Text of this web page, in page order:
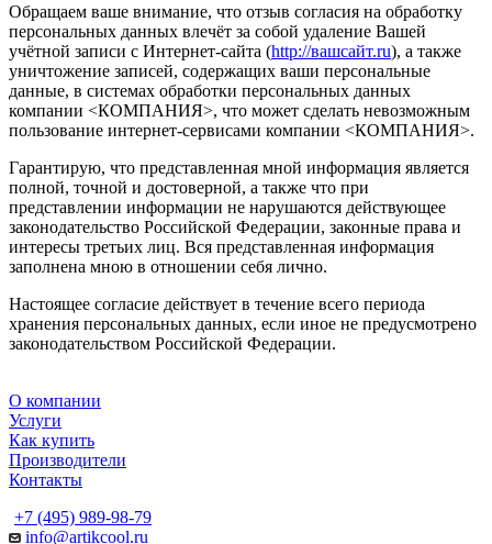
Обращаем ваше внимание, что отзыв согласия на обработку
персональных данных влечёт за собой удаление Вашей
учётной записи с Интернет-сайта (http://вашсайт.ru), а также
уничтожение записей, содержащих ваши персональные
данные, в системах обработки персональных данных
компании <КОМПАНИЯ>, что может сделать невозможным
пользование интернет-сервисами компании <КОМПАНИЯ>.
Гарантирую, что представленная мной информация является
полной, точной и достоверной, а также что при
представлении информации не нарушаются действующее
законодательство Российской Федерации, законные права и
интересы третьих лиц. Вся представленная информация
заполнена мною в отношении себя лично.
Настоящее согласие действует в течение всего периода
хранения персональных данных, если иное не предусмотрено
законодательством Российской Федерации.
О компании
Услуги
Как купить
Производители
Контакты
+7 (495) 989-98-79
info@artikcool.ru